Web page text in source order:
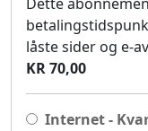
låste sider og e-
KR 70,00
Internet -